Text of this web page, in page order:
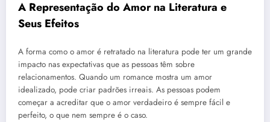
A Representação do Amor na Literatura e
Seus Efeitos
A forma como o amor é retratado na literatura pode ter um grande
impacto nas expectativas que as pessoas têm sobre
relacionamentos. Quando um romance mostra um amor
idealizado, pode criar padrões irreais. As pessoas podem
começar a acreditar que o amor verdadeiro é sempre fácil e
perfeito, o que nem sempre é o caso.